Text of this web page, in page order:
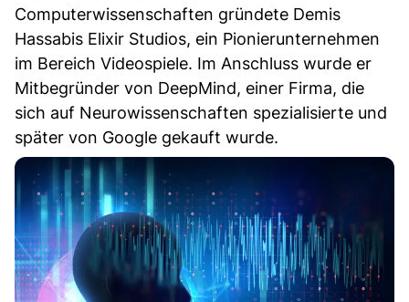
Computerwissenschaften gründete Demis
Hassabis Elixir Studios, ein Pionierunternehmen
im Bereich Videospiele. Im Anschluss wurde er
Mitbegründer von DeepMind, einer Firma, die
sich auf Neurowissenschaften spezialisierte und
später von Google gekauft wurde.